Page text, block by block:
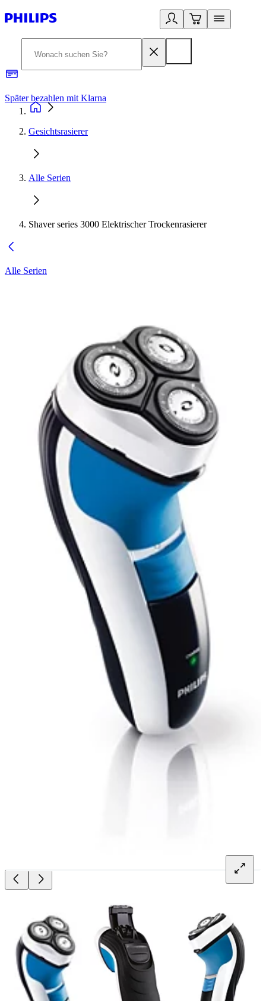
Später bezahlen mit Klarna
Gesichtsrasierer
Alle Serien
Shaver series 3000 Elektrischer Trockenrasierer
Alle Serien